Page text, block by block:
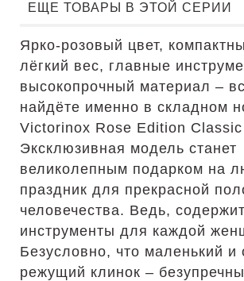
ЕЩЕ ТОВАРЫ В ЭТОЙ СЕРИИ
Ярко-розовый цвет,
лёгкий вес, главные
высокопрочный материал –
найдёте именно в складном
Victorinox Rose Edition
Эксклюзивная модель станет
великолепным подарком на
праздник для прекрасной
человечества. Ведь,
инструменты для каждой
Безусловно, что маленький и
режущий клинок –